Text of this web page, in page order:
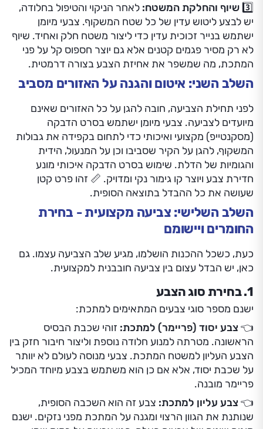
3️⃣ שיוף והחלקת המשטח:
לאחר הניקוי והטיפול בחלודה,
יש לבצע ליטוש עדין של כל שטח המשקוף. צבעי מיומן
ישתמש בנייר זכוכית עדין כדי ליצור משטח חלק ואחיד. שיוף
לא רק מסיר פגמים קטנים אלא גם יוצר חספוס קל על פני
המתכת, מה שמשפר את אחיזת הצבע בצורה דרמטית.
השלב השני: איטום והגנה על האזורים מסביב
לפני תחילת הצביעה, חובה להגן על כל האזורים שאינם
מיועדים לצביעה. צבעי מיומן ישתמש בסרט הדבקה
(מסקנטייפ) מקצועי ואיכותי כדי לתחום בקפידה את גבולות
המשקוף, להגן על הקיר שסביבו וכן על המנעול, הידית
והגומיות של הדלת. שימוש בסרט הדבקה איכותי מונע
חדירת צבע ויוצר קו גימור נקי ומדויק. 📏 זהו פרט קטן
שעושה את כל ההבדל בתוצאה הסופית.
השלב השלישי: צביעה מקצועית - בחירת
החומרים ויישומם
כעת, כשכל ההכנות הושלמו, מגיע שלב הצביעה עצמו. גם
כאן, יש הבדל עצום בין צביעה חובבנית למקצועית.
1. בחירת סוג הצבע
ישנם מספר סוגי צבעים המתאימים למתכת:
👈 צבע יסוד (פריימר) למתכת: זוהי שכבת הבסיס
הראשונה. מטרתה למנוע חלודה נוספת וליצור חיבור חזק בין
הצבע העליון למשטח המתכת. צבעי מנוסה לעולם לא יוותר
על שכבת יסוד, אלא אם כן הוא משתמש בצבע מיוחד המכיל
פריימר מובנה.
👈 צבע עליון למתכת: צבע זה הוא השכבה הסופית,
שנותנת את הגוון הרצוי ומגנה על המתכת מפני נזקים. ישנם